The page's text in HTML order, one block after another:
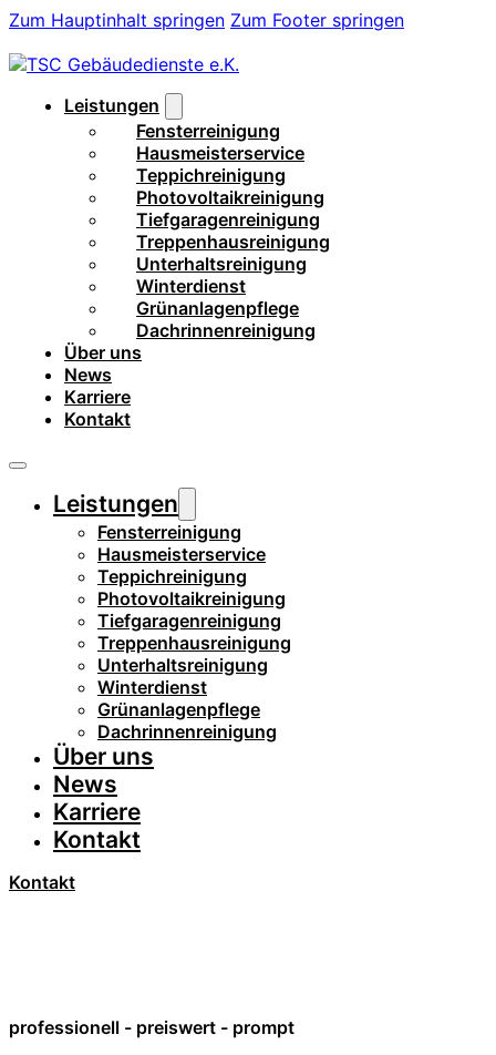
Zum Hauptinhalt springen Zum Footer springen
Leistungen
Fensterreinigung
Hausmeisterservice
Teppichreinigung
Photovoltaikreinigung
Tiefgaragenreinigung
Treppenhausreinigung
Unterhaltsreinigung
Winterdienst
Grünanlagenpflege
Dachrinnenreinigung
Über uns
News
Karriere
Kontakt
Leistungen
Fensterreinigung
Hausmeisterservice
Teppichreinigung
Photovoltaikreinigung
Tiefgaragenreinigung
Treppenhausreinigung
Unterhaltsreinigung
Winterdienst
Grünanlagenpflege
Dachrinnenreinigung
Über uns
News
Karriere
Kontakt
Kontakt
professionell - preiswert - prompt